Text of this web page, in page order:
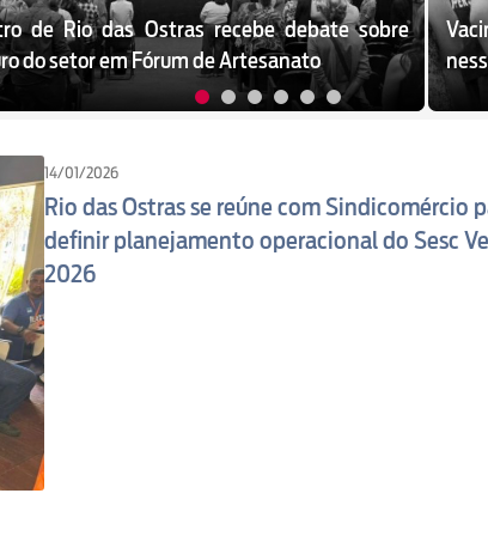
de Rio das Ostras recebe debate sobre
do setor em Fórum de Artesanato
14/01/2026
Rio das Ostras se reúne com Sindicomércio
definir planejamento operacional do Sesc
2026